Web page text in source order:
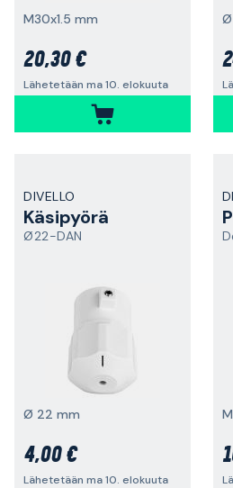
M30x1.5 mm
20,30 €
Lähetetään ma 10. elokuuta
Ø
DIVELLO
Käsipyörä
Ø22-DAN
Ø 22 mm
4,00 €
Lähetetään ma 10. elokuuta